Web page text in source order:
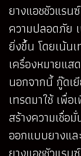
ยางแอชชัวแรน
ความปลอดภัย
ยิ่งขึ้น โดยเน้น
เครื่องหมายแ
นอกจากนี้ กู๊ดเ
เทรดมาใช้ เพื่
สร้างความเชื่อ
ออกแบบยางแ